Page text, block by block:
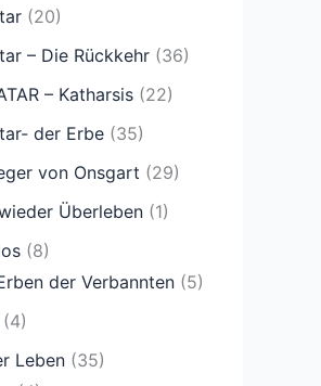
(20)
– Die Rückkehr (36)
– Katharsis (22)
der Erbe (35)
von Onsgart (29)
Überleben (1)
(8)
der Verbannten (5)
(4)
Leben (35)